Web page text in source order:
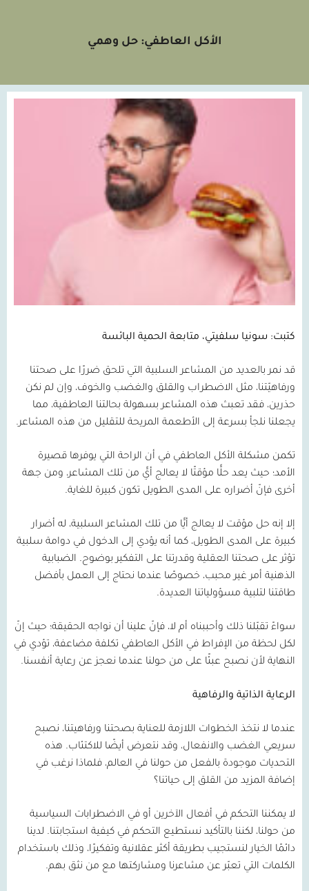
الأكل العاطفي: حل وهمي
كتبت: سونيا سلفيتي، متابعة الحمية البائسة
قد نمر بالعديد من المشاعر السلبية التي تلحق ضررًا على صحتنا
ورفاهيّتنا، مثل الاضطراب والقلق والغضب والخوف، وإن لم نكن
حذرين، فقد تعبث هذه المشاعر بسهولة بحالتنا العاطفية، مما
يجعلنا نلجأ بسرعة إلى الأطعمة المريحة للتقليل من هذه المشاعر.
تكمن مشكلة الأكل العاطفي في أن الراحة التي يوفرها قصيرة
الأمد؛ حيث يعد حلًّا مؤقتًا لا يعالج أيًّ من تلك المشاعر، ومن جهة
أخرى فإنّ أضراره على المدى الطويل تكون كبيرة للغاية.
إلا إنه حل مؤقت لا يعالج أيًّا من تلك المشاعر السلبية، له أضرار
كبيرة على المدى الطويل، كما أنه يؤدي إلى الدخول في دوامة سلبية
تؤثر على صحتنا العقلية وقدرتنا على التفكير بوضوح. الضبابية
الذهنية أمر غير محبب، خصوصًا عندما نحتاج إلى العمل بأفضل
طاقتنا لتلبية مسؤولياتنا العديدة.
سواءً تقبّلنا ذلك وأحببناه أم لا، فإنّ علينا أن نواجه الحقيقة؛ حيث إنّ
لكل لحظة من الإفراط في الأكل العاطفي تكلفة مضاعفة، تؤدي في
النهاية لأن نصبح عبئًا على من حولنا عندما نعجز عن رعاية أنفسنا.
الرعاية الذاتية والرفاهية
عندما لا نتخذ الخطوات اللازمة للعناية بصحتنا ورفاهيتنا، نصبح
سريعي الغضب والانفعال، وقد نتعرض أيضًا للاكتئاب. هذه
التحديات موجودة بالفعل من حولنا في العالم، فلماذا نرغب في
إضافة المزيد من القلق إلى حياتنا؟
لا يمكننا التحكم في أفعال الآخرين أو في الاضطرابات السياسية
من حولنا، لكننا بالتأكيد نستطيع التحكم في كيفية استجابتنا. لدينا
دائمًا الخيار لنستجيب بطريقة أكثر عقلانية وتفكيرًا، وذلك باستخدام
الكلمات التي تعبّر عن مشاعرنا ومشاركتها مع من نثق بهم.